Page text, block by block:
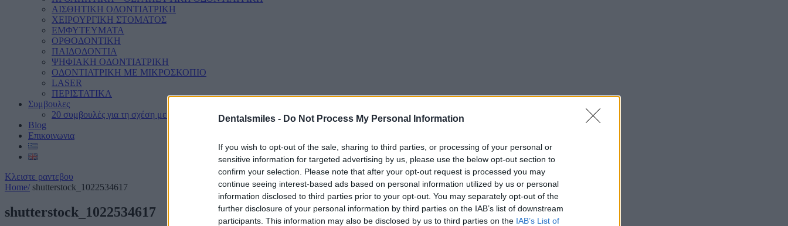
Dentalsmiles - Do Not Process My Personal Information
If you wish to opt-out of the sale, sharing to third parties, or processing of your personal or
sensitive information for targeted advertising by us, please use the below opt-out section to
confirm your selection. Please note that after your opt-out request is processed you may
continue seeing interest-based ads based on personal information utilized by us or personal
information disclosed to third parties prior to your opt-out. You may separately opt-out of the
further disclosure of your personal information by third parties on the IAB’s list of downstream
participants. This information may also be disclosed by us to third parties on the IAB’s List of
ΑΙΣΘΗΤΙΚΗ ΟΔΟΝΤΙΑΤΡΙΚΗ
ΧΕΙΡΟΥΡΓΙΚΗ ΣΤΟΜΑΤΟΣ
ΕΜΦΥΤΕΥΜΑΤΑ
ΟΡΘΟΔΟΝΤΙΚΗ
ΠΑΙΔΟΔΟΝΤΙΑ
ΨΗΦΙΑΚΗ ΟΔΟΝΤΙΑΤΡΙΚΗ
ΟΔΟΝΤΙΑΤΡΙΚΗ ΜΕ ΜΙΚΡΟΣΚΟΠΙΟ
LASER
ΠΕΡΙΣΤΑΤΙΚΑ
Συμβουλες
20 συμβουλές για τη σχέση με το στόμα μας
Blog
Επικοινωνια
Κλειστε ραντεβου
Home/ shutterstock_1022534617
shutterstock_1022534617